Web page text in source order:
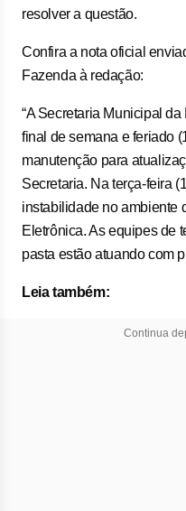
resolver a questão.
Confira a nota oficial
Fazenda à redação:
“A Secretaria Municipal
final de semana e feriado
manutenção para
Secretaria. Na terça-feira
instabilidade no ambiente
Eletrônica. As equipes de
pasta estão atuando com
Leia também:
Continua